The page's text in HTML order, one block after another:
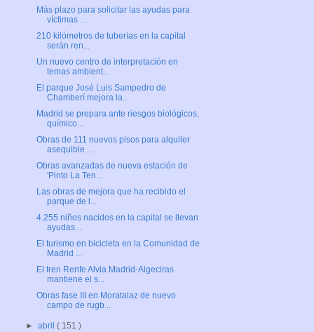
Más plazo para solicitar las ayudas para
víctimas ...
210 kilómetros de tuberías en la capital
serán ren...
Un nuevo centro de interpretación en
temas ambient...
El parque José Luis Sampedro de
Chamberí mejora la...
Madrid se prepara ante riesgos biológicos,
químico...
Obras de 111 nuevos pisos para alquiler
asequible ...
Obras avanzadas de nueva estación de
'Pinto La Ten...
Las obras de mejora que ha recibido el
parque de l...
4.255 niños nacidos en la capital se llevan
ayudas...
El turismo en bicicleta en la Comunidad de
Madrid ...
El tren Renfe Alvia Madrid-Algeciras
mantiene el s...
Obras fase III en Moratalaz de nuevo
campo de rugb...
►abril( 151 )